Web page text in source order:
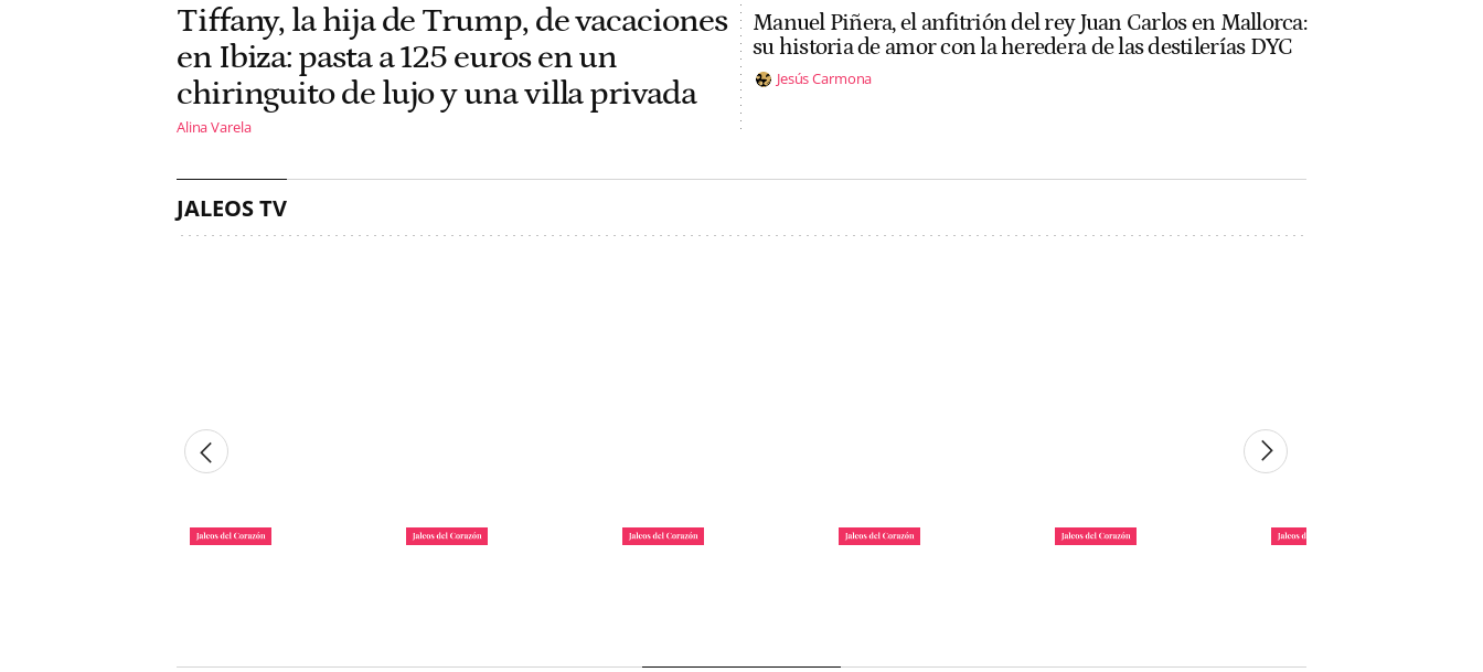
Tiffany, la hija de Trump, de vacaciones
en Ibiza: pasta a 125 euros en un
chiringuito de lujo y una villa privada
Alina Varela
Manuel Piñera, el anfitrión del rey Juan Carlos en Mallorca:
su historia de amor con la heredera de las destilerías DYC
Jesús Carmona
JALEOS TV